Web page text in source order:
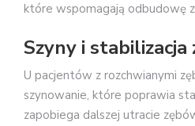
które wspomagają odbudowę
Szyny i stabilizacja
U pacjentów z rozchwianymi
szynowanie, które poprawia
zapobiega dalszej utracie